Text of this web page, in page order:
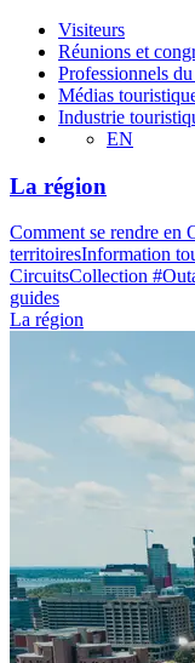
Visiteurs
Réunions et
Professionnels
Médias
Industrie
EN
La région
Comment se rendre en
territoiresInformation
CircuitsCollection
guides
La région